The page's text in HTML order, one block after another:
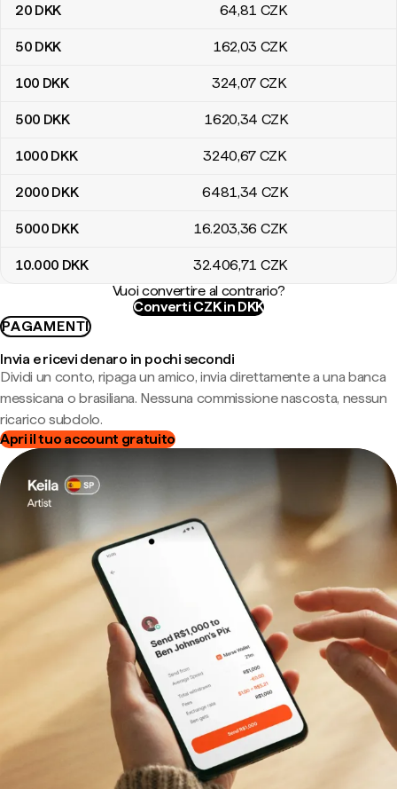
20 DKK 64,81 CZK
50 DKK 162,03 CZK
100 DKK 324,07 CZK
500 DKK 1620,34 CZK
1000 DKK 3240,67 CZK
2000 DKK 6481,34 CZK
5000 DKK 16.203,36 CZK
10.000 DKK 32.406,71 CZK
Vuoi convertire al contrario?
Converti CZK in DKK
PAGAMENTI
Invia e ricevi denaro in pochi secondi
Dividi un conto, ripaga un amico, invia direttamente a una banca
messicana o brasiliana. Nessuna commissione nascosta, nessun
ricarico subdolo.
Apri il tuo account gratuito